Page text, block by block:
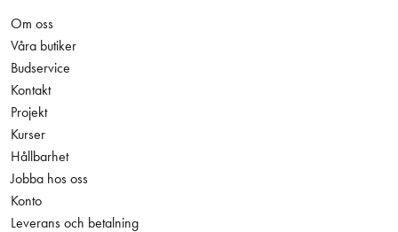
Om oss
Våra butiker
Budservice
Kontakt
Projekt
Kurser
Hållbarhet
Jobba hos oss
Konto
Leverans och betalning